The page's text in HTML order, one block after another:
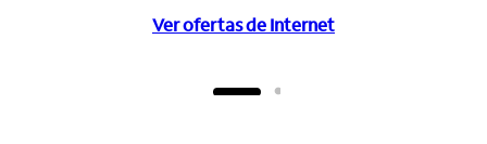
Ver ofertas de Internet